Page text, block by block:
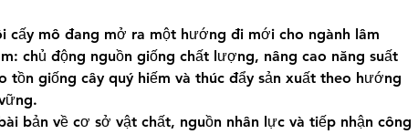
cấy mô đang mở ra một hướng đi mới cho ngành lâm
chủ động nguồn giống chất lượng, nâng cao năng suất
tồn giống cây quý hiếm và thúc đẩy sản xuất theo hướng
bản về cơ sở vật chất, nguồn nhân lực và tiếp nhận công